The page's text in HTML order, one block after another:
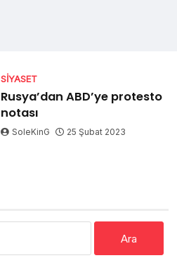
SIYASET
Rusya’dan ABD’ye protesto
notası
SoleKinG 25 Şubat 2023